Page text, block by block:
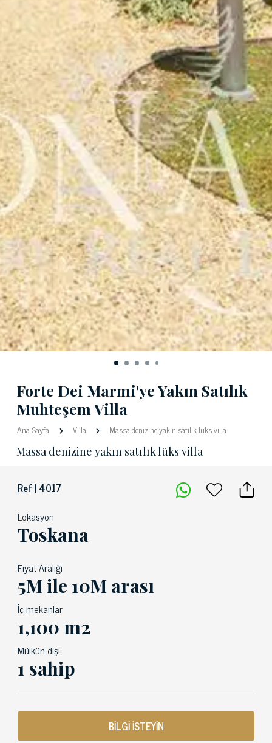
Forte Dei Marmi'ye Yakın Satılık
Muhteşem Villa
Ana Sayfa Villa Massa denizine yakın satılık lüks villa
Massa denizine yakın satılık lüks villa
Ref | 4017
Lokasyon
Toskana
Fiyat Aralığı
5M ile 10M arası
İç mekanlar
1,100 m2
Mülkün dışı
1 sahip
BİLGİ İSTEYİN